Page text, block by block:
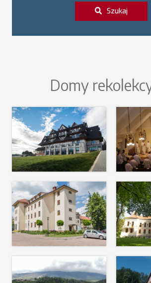
Szukaj
Domy
Hotel Zbójnicówka
Czytaj więcej
WSM
DOMUS MATER
Czytaj więcej
Dobry
Trzy Jaskółki na Siarce
Dom